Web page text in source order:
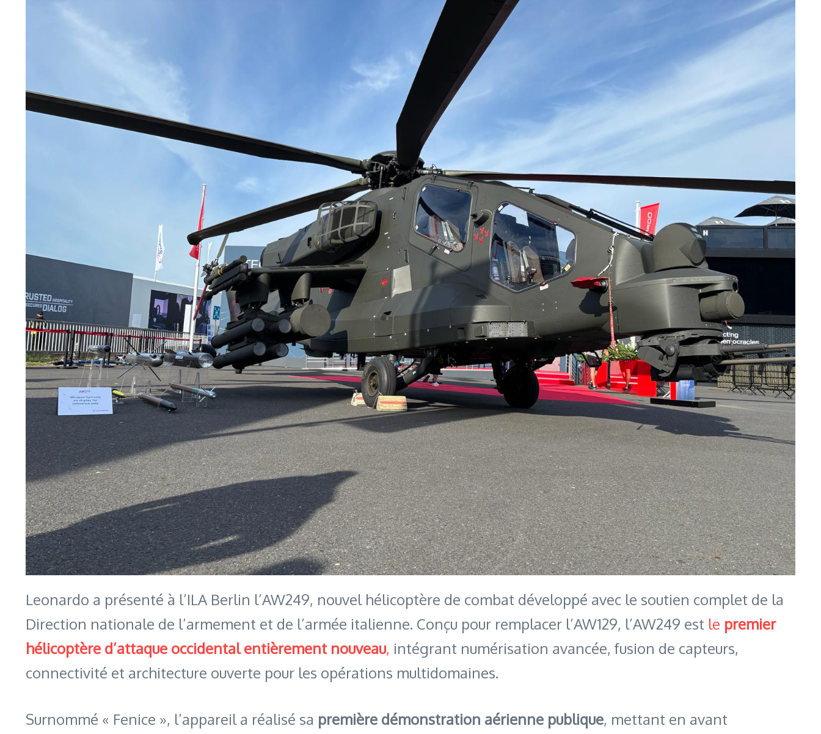
Leonardo a présenté à l’ILA Berlin l’AW249, nouvel hélicoptère de combat développé avec le soutien complet de la
Direction nationale de l’armement et de l’armée italienne. Conçu pour remplacer l’AW129, l’AW249 est le premier
hélicoptère d’attaque occidental entièrement nouveau, intégrant numérisation avancée, fusion de capteurs,
connectivité et architecture ouverte pour les opérations multidomaines.
Surnommé « Fenice », l’appareil a réalisé sa première démonstration aérienne publique, mettant en avant